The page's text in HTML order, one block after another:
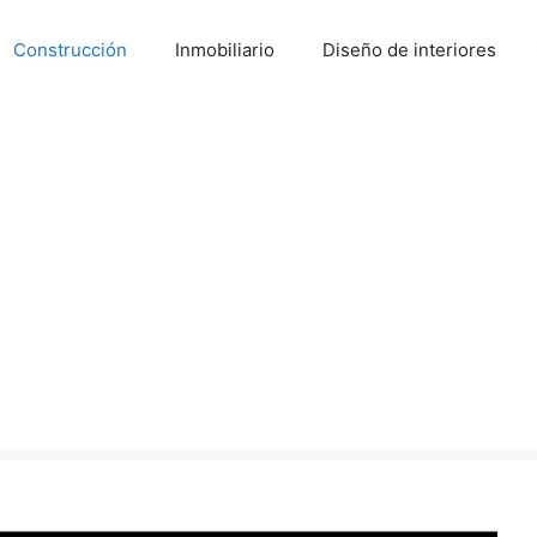
Construcción Inmobiliario Diseño de interiores